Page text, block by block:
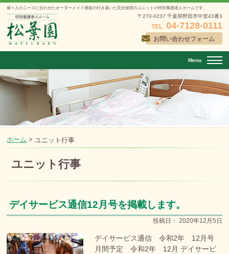
個々人のニーズに合わせたオーダーメイド感覚の行き届いた完全個室のユニットの特別養護老人ホームです。
〒270-0237 千葉県野田市中里43番3
TEL 04-7128-0111
お問い合わせフォーム
Menu
ホーム > ユニット行事
ユニット行事
デイサービス通信12月号を掲載します。
投稿日： 2020年12月5日
デイサービス通信 令和2年 12月号
月間予定 令和2年 12月 デイサービ